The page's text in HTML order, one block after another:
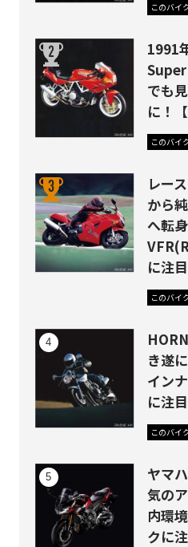
このバイ
1991
でも
に！
このバイ
レー
から
へ転
に注目
このバイ
き遂
イン
に注目
このバイ
ヤマ
気の
内環
クに注